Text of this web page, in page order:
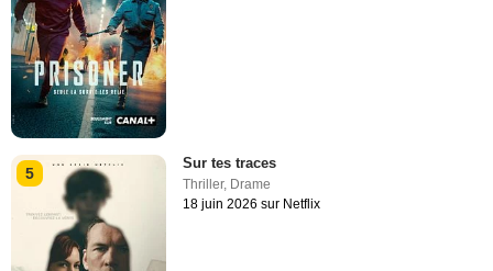
5
Sur tes traces
Thriller, Drame
18 juin 2026 sur Netflix